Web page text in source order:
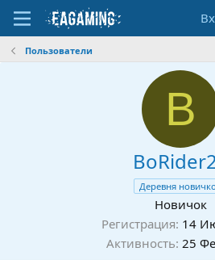
Пользователи
B
Деревня
Новичок
Регистрация 14
Активность 25